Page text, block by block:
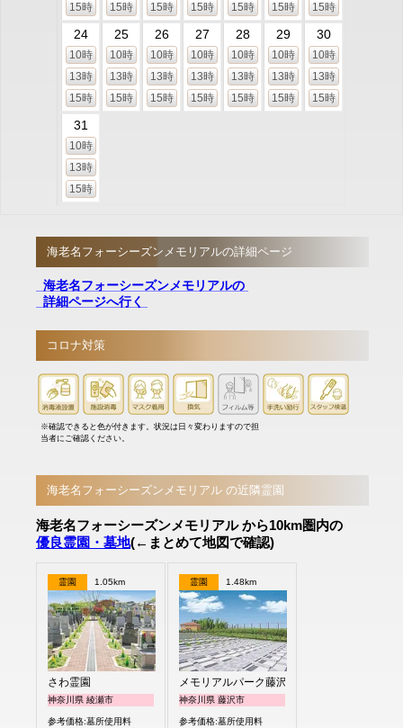
15時
15時
15時
15時
15時
15時
15時
24
10時
13時
15時
25
10時
13時
15時
26
10時
13時
15時
27
10時
13時
15時
28
10時
13時
15時
29
10時
13時
15時
30
10時
13時
15時
31
10時
13時
15時
海老名フォーシーズンメモリアルの詳細ページ
海老名フォーシーズンメモリアルの
詳細ページへ行く
コロナ対策
※確認できると色が付きます。状況は日々変わりますので担
当者にご確認ください。
海老名フォーシーズンメモリアル の近隣霊園
海老名フォーシーズンメモリアル から10km圏内の
優良霊園・墓地(←まとめて地図で確認)
霊園 1.05km
さわ霊園
神奈川県 綾瀬市
参考価格:墓所使用料
霊園 1.48km
メモリアルパーク藤沢
神奈川県 藤沢市
参考価格:墓所使用料